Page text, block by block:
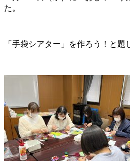
た。
「手袋シアター」を作ろう！と題